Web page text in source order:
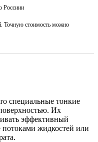
Россиии
Точную стоимость можно
специальные тонкие
Их
эффективный
жидкостей или